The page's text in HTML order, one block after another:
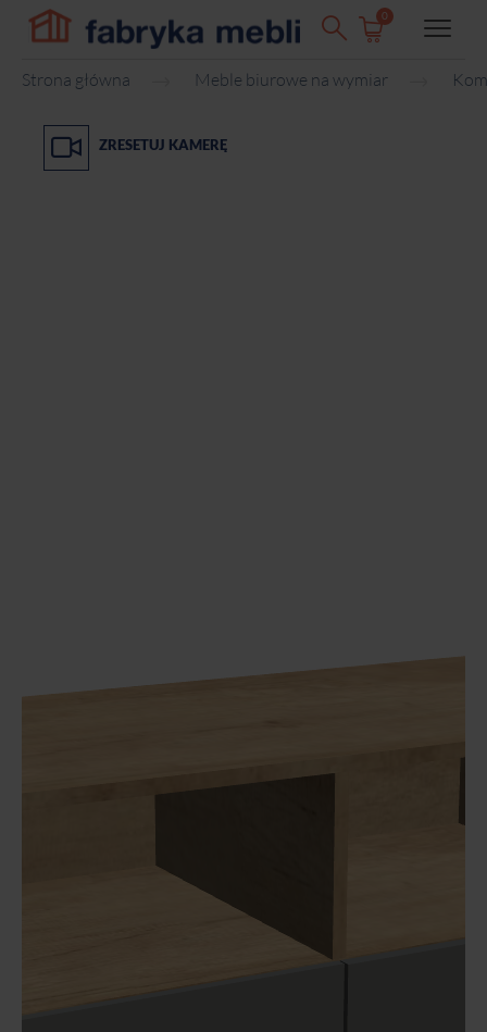
0
Strona główna Meble biurowe na wymiar